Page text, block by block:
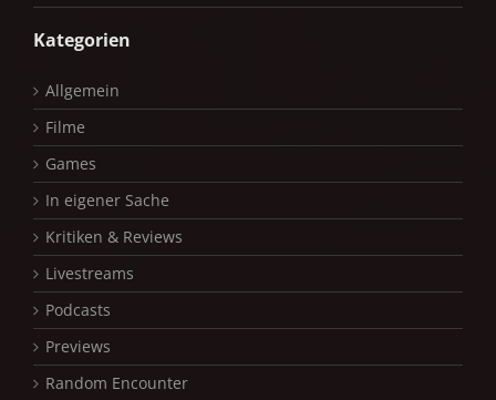
Kategorien
Allgemein
Filme
Games
In eigener Sache
Kritiken & Reviews
Livestreams
Podcasts
Previews
Random Encounter